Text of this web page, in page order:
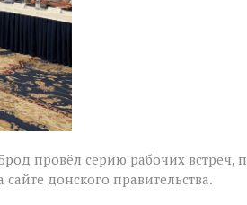
провёл серию рабочих
донского правительства.